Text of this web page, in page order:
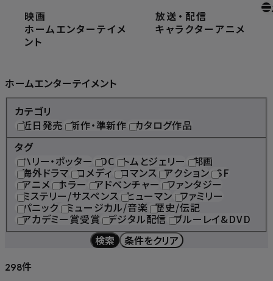
映画
ホームエンターテイメ
ント
放送 ・ 配信
キャラクター アニメ
ホームエンターテイメント
ホームエンターテイメント
カテゴリ
近日発売 新作・準新作 カタログ作品
タグ
ハリー・ポッター
DC トムとジェリー 邦画
海外ドラマ コメディ ロマンス アクション SF
アニメ ホラー アドベンチャー ファンタジー
ミステリー/サスペンス ヒューマン ファミリー
パニック ミュージカル/音楽 歴史/伝記
アカデミー賞受賞 デジタル配信 ブルーレイ&DVD
検索
条件をクリア
298件